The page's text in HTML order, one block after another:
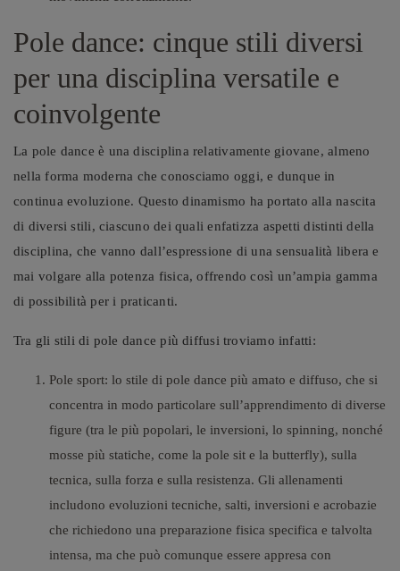
Pole dance: cinque stili diversi
per una disciplina versatile e
coinvolgente
La pole dance è una disciplina relativamente giovane, almeno
nella forma moderna che conosciamo oggi, e dunque in
continua evoluzione. Questo dinamismo ha portato alla nascita
di diversi stili, ciascuno dei quali enfatizza aspetti distinti della
disciplina, che vanno dall’espressione di una sensualità libera e
mai volgare alla potenza fisica, offrendo così un’ampia gamma
di possibilità per i praticanti.
Tra gli stili di pole dance più diffusi troviamo infatti:
Pole sport: lo stile di pole dance più amato e diffuso, che si
concentra in modo particolare sull’apprendimento di diverse
figure (tra le più popolari, le inversioni, lo spinning, nonché
mosse più statiche, come la pole sit e la butterfly), sulla
tecnica, sulla forza e sulla resistenza. Gli allenamenti
includono evoluzioni tecniche, salti, inversioni e acrobazie
che richiedono una preparazione fisica specifica e talvolta
intensa, ma che può comunque essere appresa con